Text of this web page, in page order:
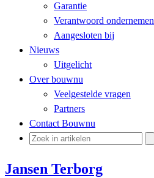
Garantie
Verantwoord ondernemen
Aangesloten bij
Nieuws
Uitgelicht
Over bouwnu
Veelgestelde vragen
Partners
Contact Bouwnu
Jansen Terborg